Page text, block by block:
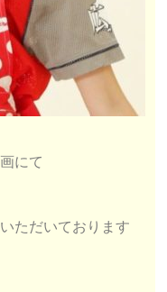
にて
ただいております